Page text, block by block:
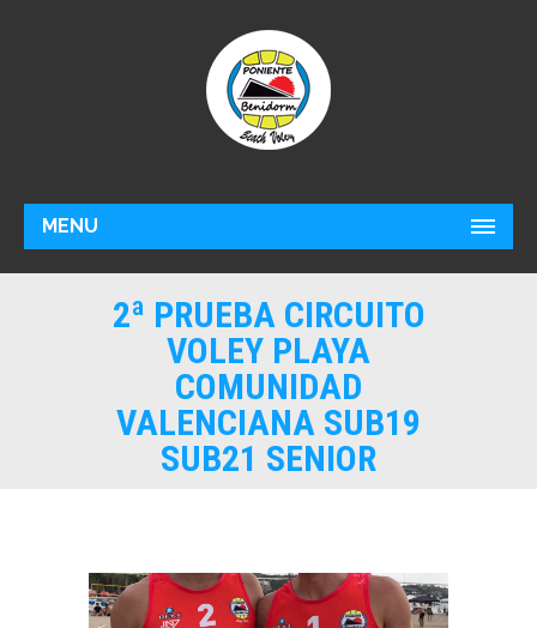
MENU
2ª PRUEBA CIRCUITO
VOLEY PLAYA
COMUNIDAD
VALENCIANA SUB19
SUB21 SENIOR